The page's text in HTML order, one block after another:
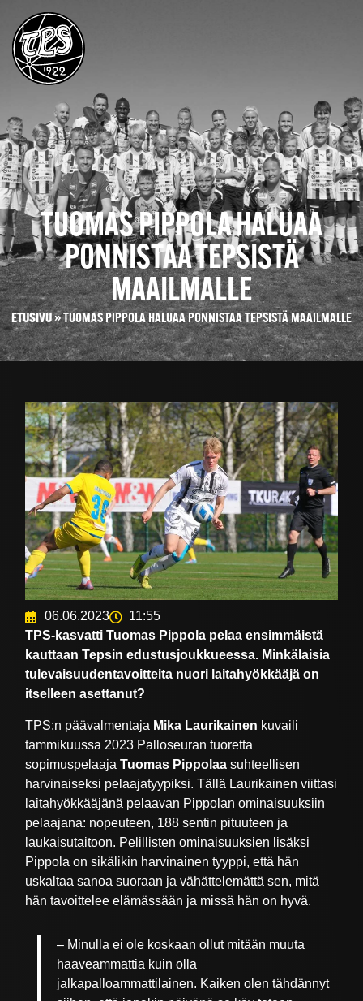
TUOMAS PIPPOLA HALUAA
PONNISTAA TEPSISTÄ
MAAILMALLE
ETUSIVU»TUOMAS PIPPOLA HALUAA PONNISTAA TEPSISTÄ MAAILMALLE
06.06.2023
11:55
TPS-kasvatti Tuomas Pippola pelaa ensimmäistä
kauttaan Tepsin edustusjoukkueessa. Minkälaisia
tulevaisuudentavoitteita nuori laitahyökkääjä on
itselleen asettanut?
TPS:n päävalmentaja Mika Laurikainen kuvaili
tammikuussa 2023 Palloseuran tuoretta
sopimuspelaajaTuomas Pippolaa suhteellisen
harvinaiseksi pelaajatyypiksi. Tällä Laurikainen viittasi
laitahyökkääjänä pelaavan Pippolan ominaisuuksiin
pelaajana: nopeuteen, 188 sentin pituuteen ja
laukaisutaitoon. Pelillisten ominaisuuksien lisäksi
Pippola on sikälikin harvinainen tyyppi, että hän
uskaltaa sanoa suoraan ja vähättelemättä sen, mitä
hän tavoittelee elämässään ja missä hän on hyvä.
– Minulla ei ole koskaan ollut mitään muuta
haaveammattia kuin olla
jalkapalloammattilainen. Kaiken olen tähdännyt